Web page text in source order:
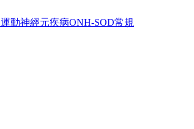
運動神經元疾病ONH-SOD常規